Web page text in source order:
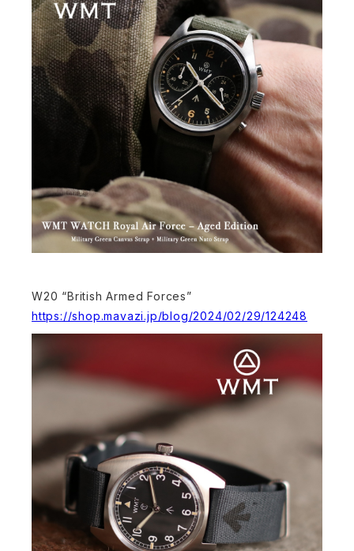
W20 “British Armed Forces”
https://shop.mavazi.jp/blog/2024/02/29/124248